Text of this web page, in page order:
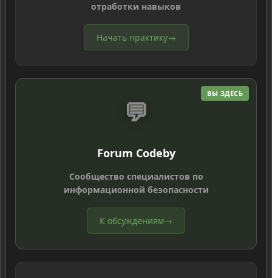
отработки навыков
Начать практику→
ВЫ ЗДЕСЬ
💬
Forum Codeby
Сообщество специалистов по
информационной безопасности
К обсуждениям→